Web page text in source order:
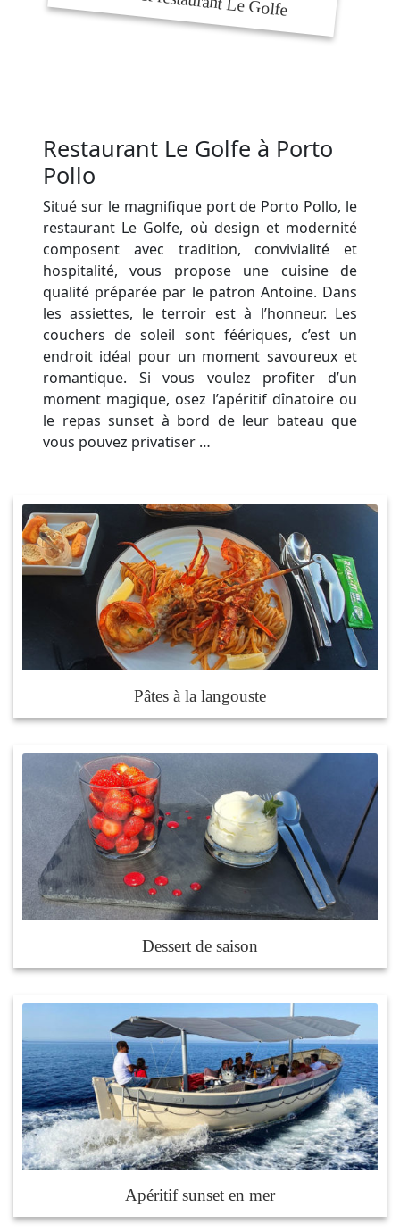
Restaurant Le Golfe à Porto
Pollo
Situé sur le magnifique port de Porto Pollo, le
restaurant Le Golfe, où design et modernité
composent avec tradition, convivialité et
hospitalité, vous propose une cuisine de
qualité préparée par le patron Antoine. Dans
les assiettes, le terroir est à l’honneur. Les
couchers de soleil sont féériques, c’est un
endroit idéal pour un moment savoureux et
romantique. Si vous voulez profiter d’un
moment magique, osez l’apéritif dînatoire ou
le repas sunset à bord de leur bateau que
vous pouvez privatiser …